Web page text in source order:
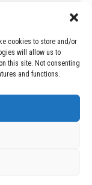
cookies to store and/or
will allow us to
this site. Not consenting
and functions.